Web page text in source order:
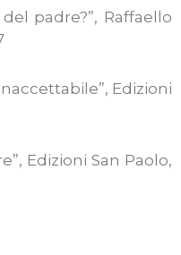
del padre?”, Raffaello
inaccettabile”, Edizioni
Edizioni San Paolo,